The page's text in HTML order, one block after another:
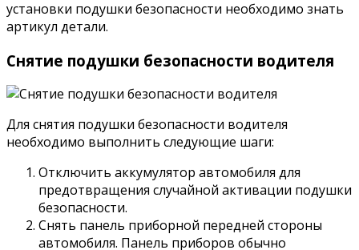
установки подушки безопасности необходимо знать
артикул детали.
Снятие подушки безопасности водителя
Для снятия подушки безопасности водителя
необходимо выполнить следующие шаги:
Отключить аккумулятор автомобиля для
предотвращения случайной активации подушки
безопасности.
Снять панель приборной передней стороны
автомобиля. Панель приборов обычно